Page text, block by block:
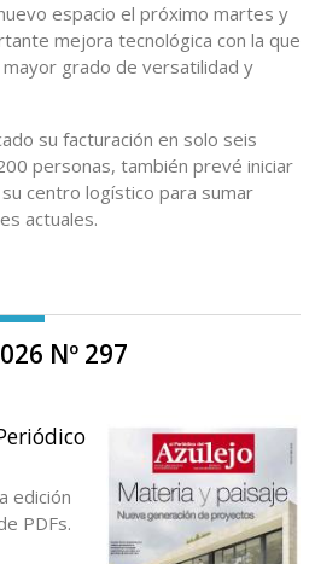
espacio el próximo martes y
mejora tecnológica con la que
grado de versatilidad y
su facturación en solo seis
personas, también prevé iniciar
centro logístico para sumar
actuales.
Nº 297
edición
PDFs.